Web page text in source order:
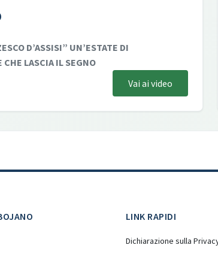
D’ASSISI” UN’ESTATE DI
LASCIA IL SEGNO
Vai ai video
LINK RAPIDI
Dichiarazione sulla